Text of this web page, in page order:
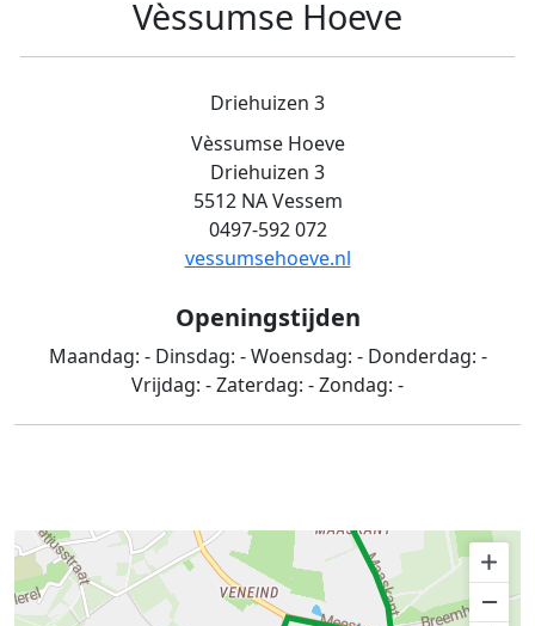
Vèssumse Hoeve
Driehuizen 3
Vèssumse Hoeve
Driehuizen 3
5512 NA Vessem
0497-592 072
vessumsehoeve.nl
Openingstijden
Maandag: - Dinsdag: -Woensdag: - Donderdag: -
Vrijdag: -Zaterdag: -Zondag: -